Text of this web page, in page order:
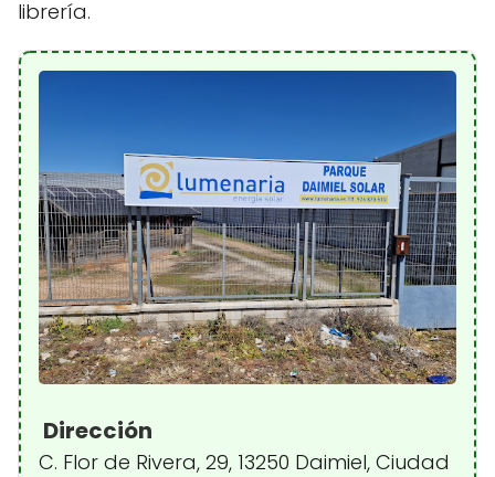
librería.
Dirección
C. Flor de Rivera, 29, 13250 Daimiel, Ciudad